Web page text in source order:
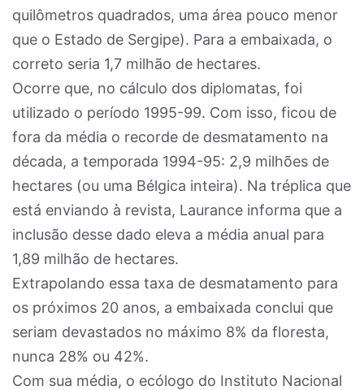
quilômetros quadrados, uma área pouco menor
que o Estado de Sergipe). Para a embaixada, o
correto seria 1,7 milhão de hectares.
Ocorre que, no cálculo dos diplomatas, foi
utilizado o período 1995-99. Com isso, ficou de
fora da média o recorde de desmatamento na
década, a temporada 1994-95: 2,9 milhões de
hectares (ou uma Bélgica inteira). Na tréplica que
está enviando à revista, Laurance informa que a
inclusão desse dado eleva a média anual para
1,89 milhão de hectares.
Extrapolando essa taxa de desmatamento para
os próximos 20 anos, a embaixada conclui que
seriam devastados no máximo 8% da floresta,
nunca 28% ou 42%.
Com sua média, o ecólogo do Instituto Nacional